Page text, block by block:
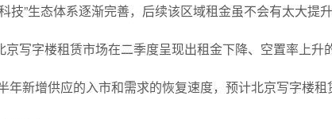
技”生态体系逐渐完善，后续该区域租金虽不会有太大提
京写字楼租赁市场在二季度呈现出租金下降、空置率上
年新增供应的入市和需求的恢复速度，预计北京写字楼